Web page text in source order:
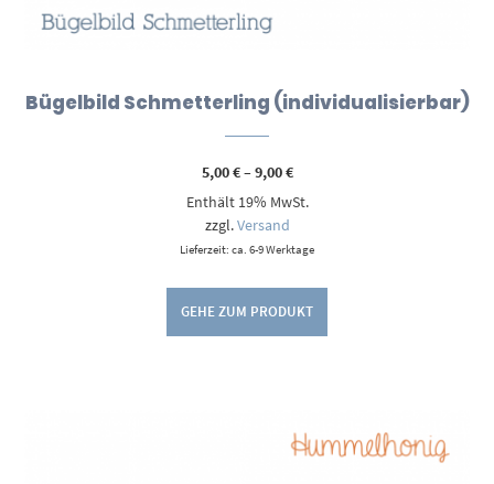
Bügelbild Schmetterling (individualisierbar)
5,00€–9,00€Preisspanne:
bis
Enthält 19% MwSt.
zzgl.Versand
Lieferzeit: ca. 6-9 Werktage
GEHE ZUM PRODUKT